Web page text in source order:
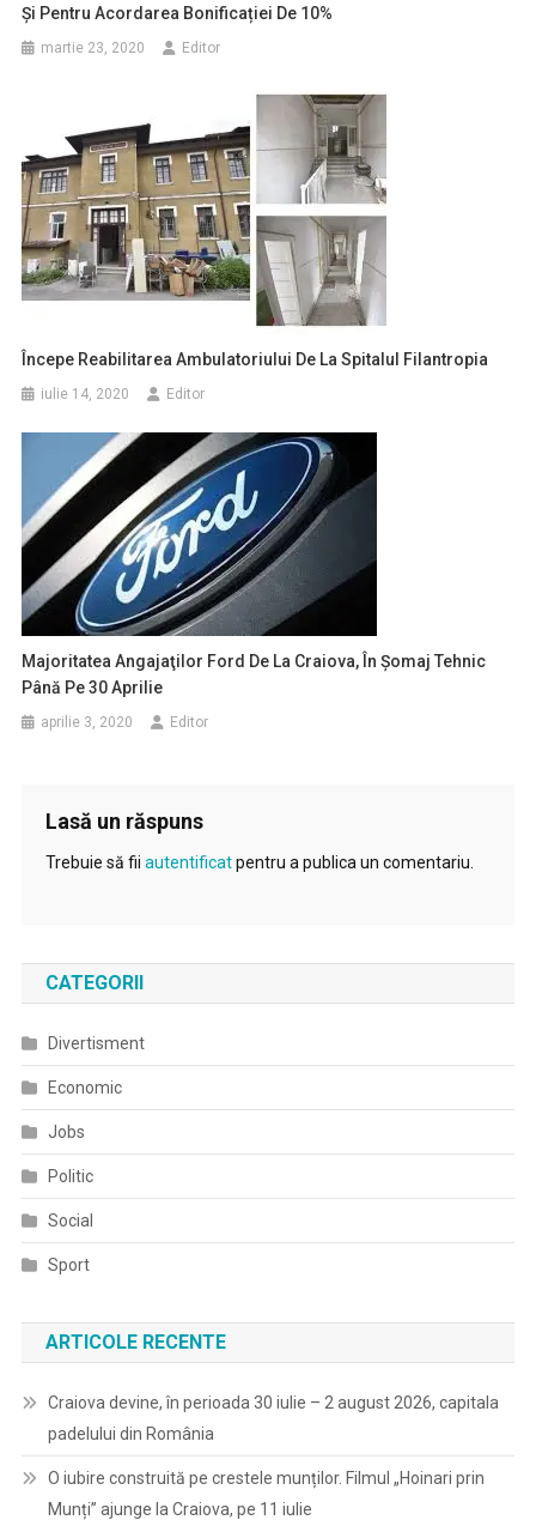
Și Pentru Acordarea Bonificației De 10%
martie 23, 2020 Editor
Începe Reabilitarea Ambulatoriului De La Spitalul Filantropia
iulie 14, 2020 Editor
Majoritatea Angajaţilor Ford De La Craiova, În Şomaj Tehnic
Până Pe 30 Aprilie
aprilie 3, 2020 Editor
Lasă un răspuns
Trebuie să fii autentificatpentru a publica un comentariu.
CATEGORII
Divertisment
Economic
Jobs
Politic
Social
Sport
ARTICOLE RECENTE
Craiova devine, în perioada 30 iulie – 2 august 2026, capitala
padelului din România
O iubire construită pe crestele munților. Filmul „Hoinari prin
Munți” ajunge la Craiova, pe 11 iulie